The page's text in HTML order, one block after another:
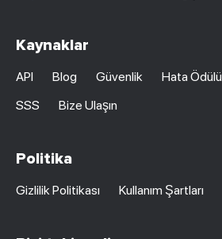
Kaynaklar
API Blog Güvenlik Hata Ödülü
SSS
Bize Ulaşın
Politika
Gizlilik Politikası Kullanım Şartları